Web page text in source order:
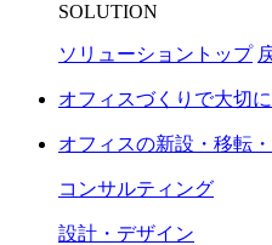
SOLUTION
ソリューショントップ
オフィスづくりで大切
オフィスの新設・移転
コンサルティング
設計・デザイン